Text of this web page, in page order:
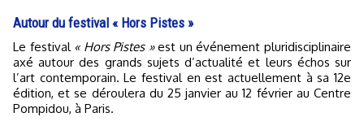
Autour du festival « Hors Pistes »
Le festival « Hors Pistes »est un événement pluridisciplinaire
axé autour des grands sujets d’actualité et leurs échos sur
l’art contemporain. Le festival en est actuellement à sa 12e
édition, et se déroulera du 25 janvier au 12 février au Centre
Pompidou, à Paris.